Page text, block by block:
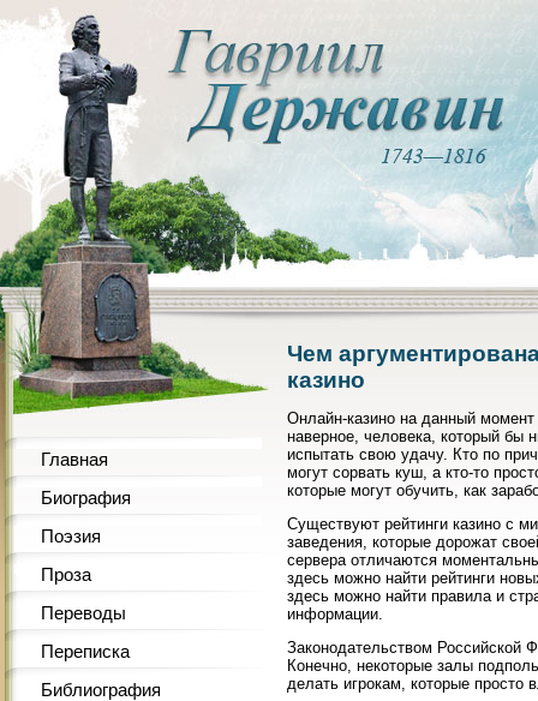
Главная
Биография
Поэзия
Проза
Переводы
Переписка
Библиография
Чем
казино
Онлайн-казино на данный момент
наверное, человека, который бы
испытать свою удачу. Кто по
могут сорвать куш, а кто-то
которые могут обучить, как
Существуют рейтинги казино с
заведения, которые дорожат
сервера отличаются
здесь можно найти рейтинги
здесь можно найти правила и
информации.
Законодательством Российской
Конечно, некоторые залы
делать игрокам, которые